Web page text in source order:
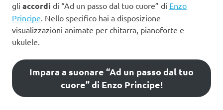
gli accordi di “Ad un passo dal tuo cuore” di Enzo
Principe. Nello specifico hai a disposizione
visualizzazioni animate per chitarra, pianoforte e
ukulele.
Impara a suonare “Ad un passo dal tuo
cuore” di Enzo Principe!